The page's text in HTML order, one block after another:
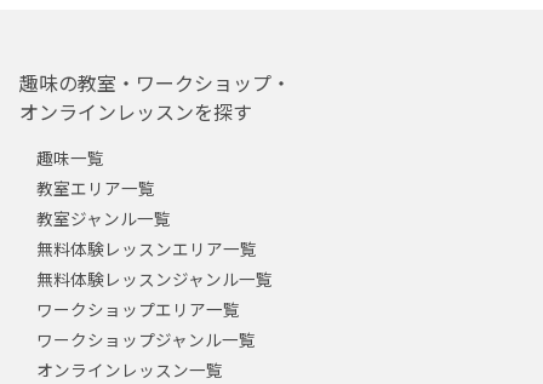
趣味の教室・ワークショップ・
オンラインレッスンを探す
趣味一覧
教室エリア一覧
教室ジャンル一覧
無料体験レッスンエリア一覧
無料体験レッスンジャンル一覧
ワークショップエリア一覧
ワークショップジャンル一覧
オンラインレッスン一覧